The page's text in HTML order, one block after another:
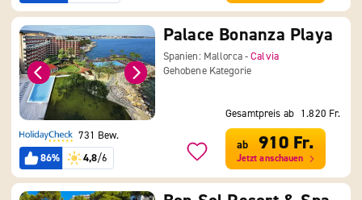
Palace Bonanza Playa
Spanien: Mallorca -Calvia
Gehobene Kategorie
731 Bew.
86%
4,8/6
Gesamtpreis ab 1.820 Fr.
ab 910 Fr.
Jetzt anschauen